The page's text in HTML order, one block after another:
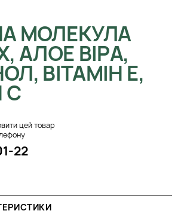
МОЛЕКУЛА
АЛОЕ ВІРА,
ВІТАМІН Е,
С
цей товар
22